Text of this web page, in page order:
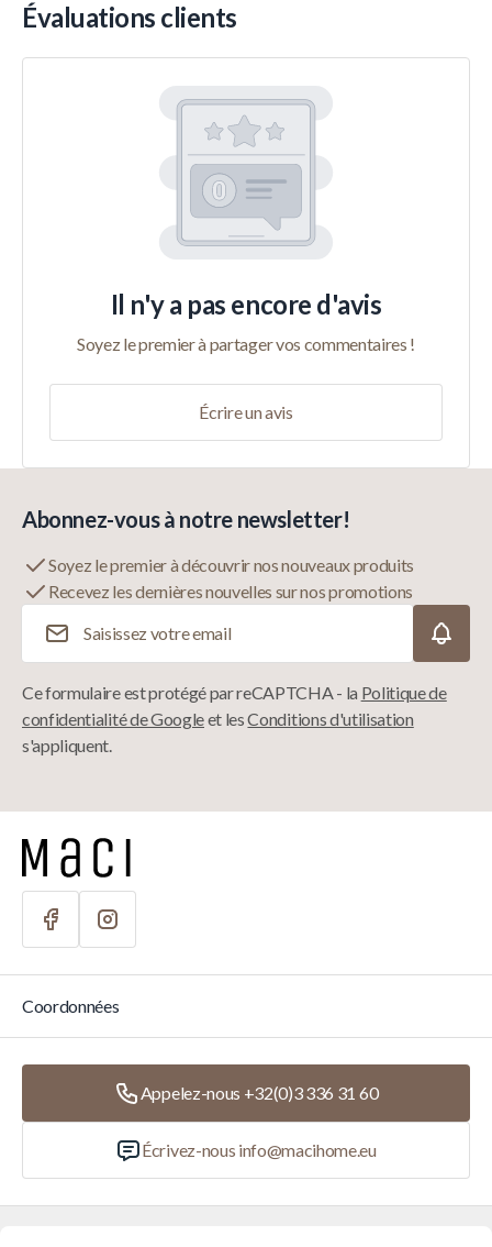
Évaluations clients
Il n'y a pas encore d'avis
Soyez le premier à partager vos commentaires !
Écrire un avis
Abonnez-vous à notre newsletter!
Soyez le premier à découvrir nos nouveaux produits
Recevez les dernières nouvelles sur nos promotions
Ce formulaire est protégé par reCAPTCHA - la Politique de
confidentialité de Googleet lesConditions d'utilisation
s'appliquent.
Coordonnées
Appelez-nous +32(0)3 336 31 60
Écrivez-nous info@macihome.eu